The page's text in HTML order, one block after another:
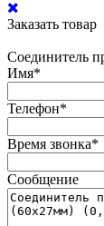
Заказать товар
Соединитель
Имя*
Телефон*
Время звонка*
Сообщение